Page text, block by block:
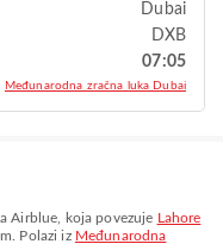
Dubai
DXB
07:05
Međunarodna zračna luka Dubai
Airblue , koja povezuje Lahore
. Polazi iz Međunarodna